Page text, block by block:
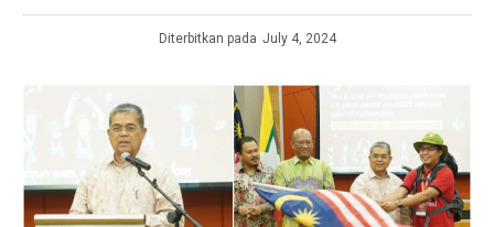
Diterbitkan pada July 4, 2024